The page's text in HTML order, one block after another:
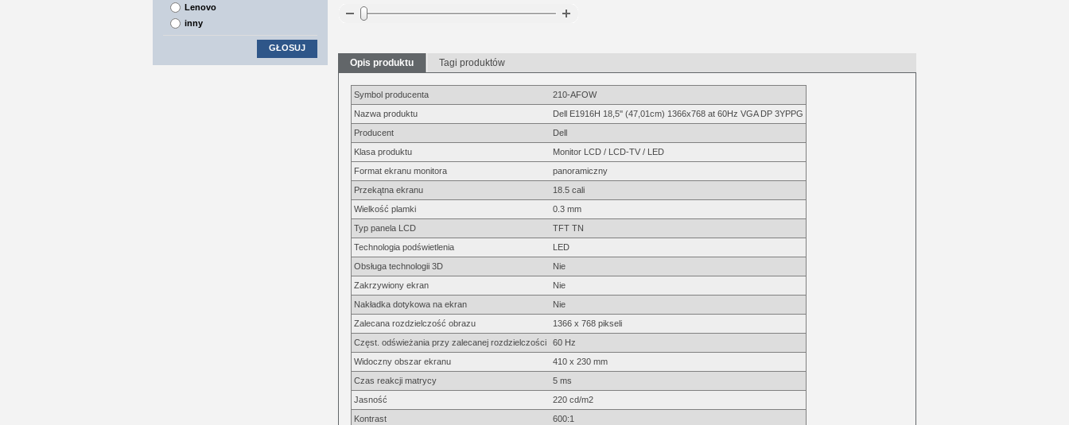
Opis produktu Tagi produktów
Symbol producenta
210-AFOW
Nazwa produktu
Dell E1916H 18,5'' (47,01cm) 1366x768 at 60Hz VGA DP 3YPPG
Producent
Dell
Klasa produktu
Monitor LCD / LCD-TV / LED
Format ekranu monitora
panoramiczny
Przekątna ekranu
18.5 cali
Wielkość plamki
0.3 mm
Typ panela LCD
TFT TN
Technologia podświetlenia
LED
Obsługa technologii 3D
Nie
Zakrzywiony ekran
Nie
Nakładka dotykowa na ekran
Nie
Zalecana rozdzielczość obrazu
1366 x 768 pikseli
Częst. odświeżania przy zalecanej rozdzielczości
60 Hz
Widoczny obszar ekranu
410 x 230 mm
Czas reakcji matrycy
5 ms
Jasność
220 cd/m2
Kontrast
600:1
Lenovo
inny
GŁOSUJ